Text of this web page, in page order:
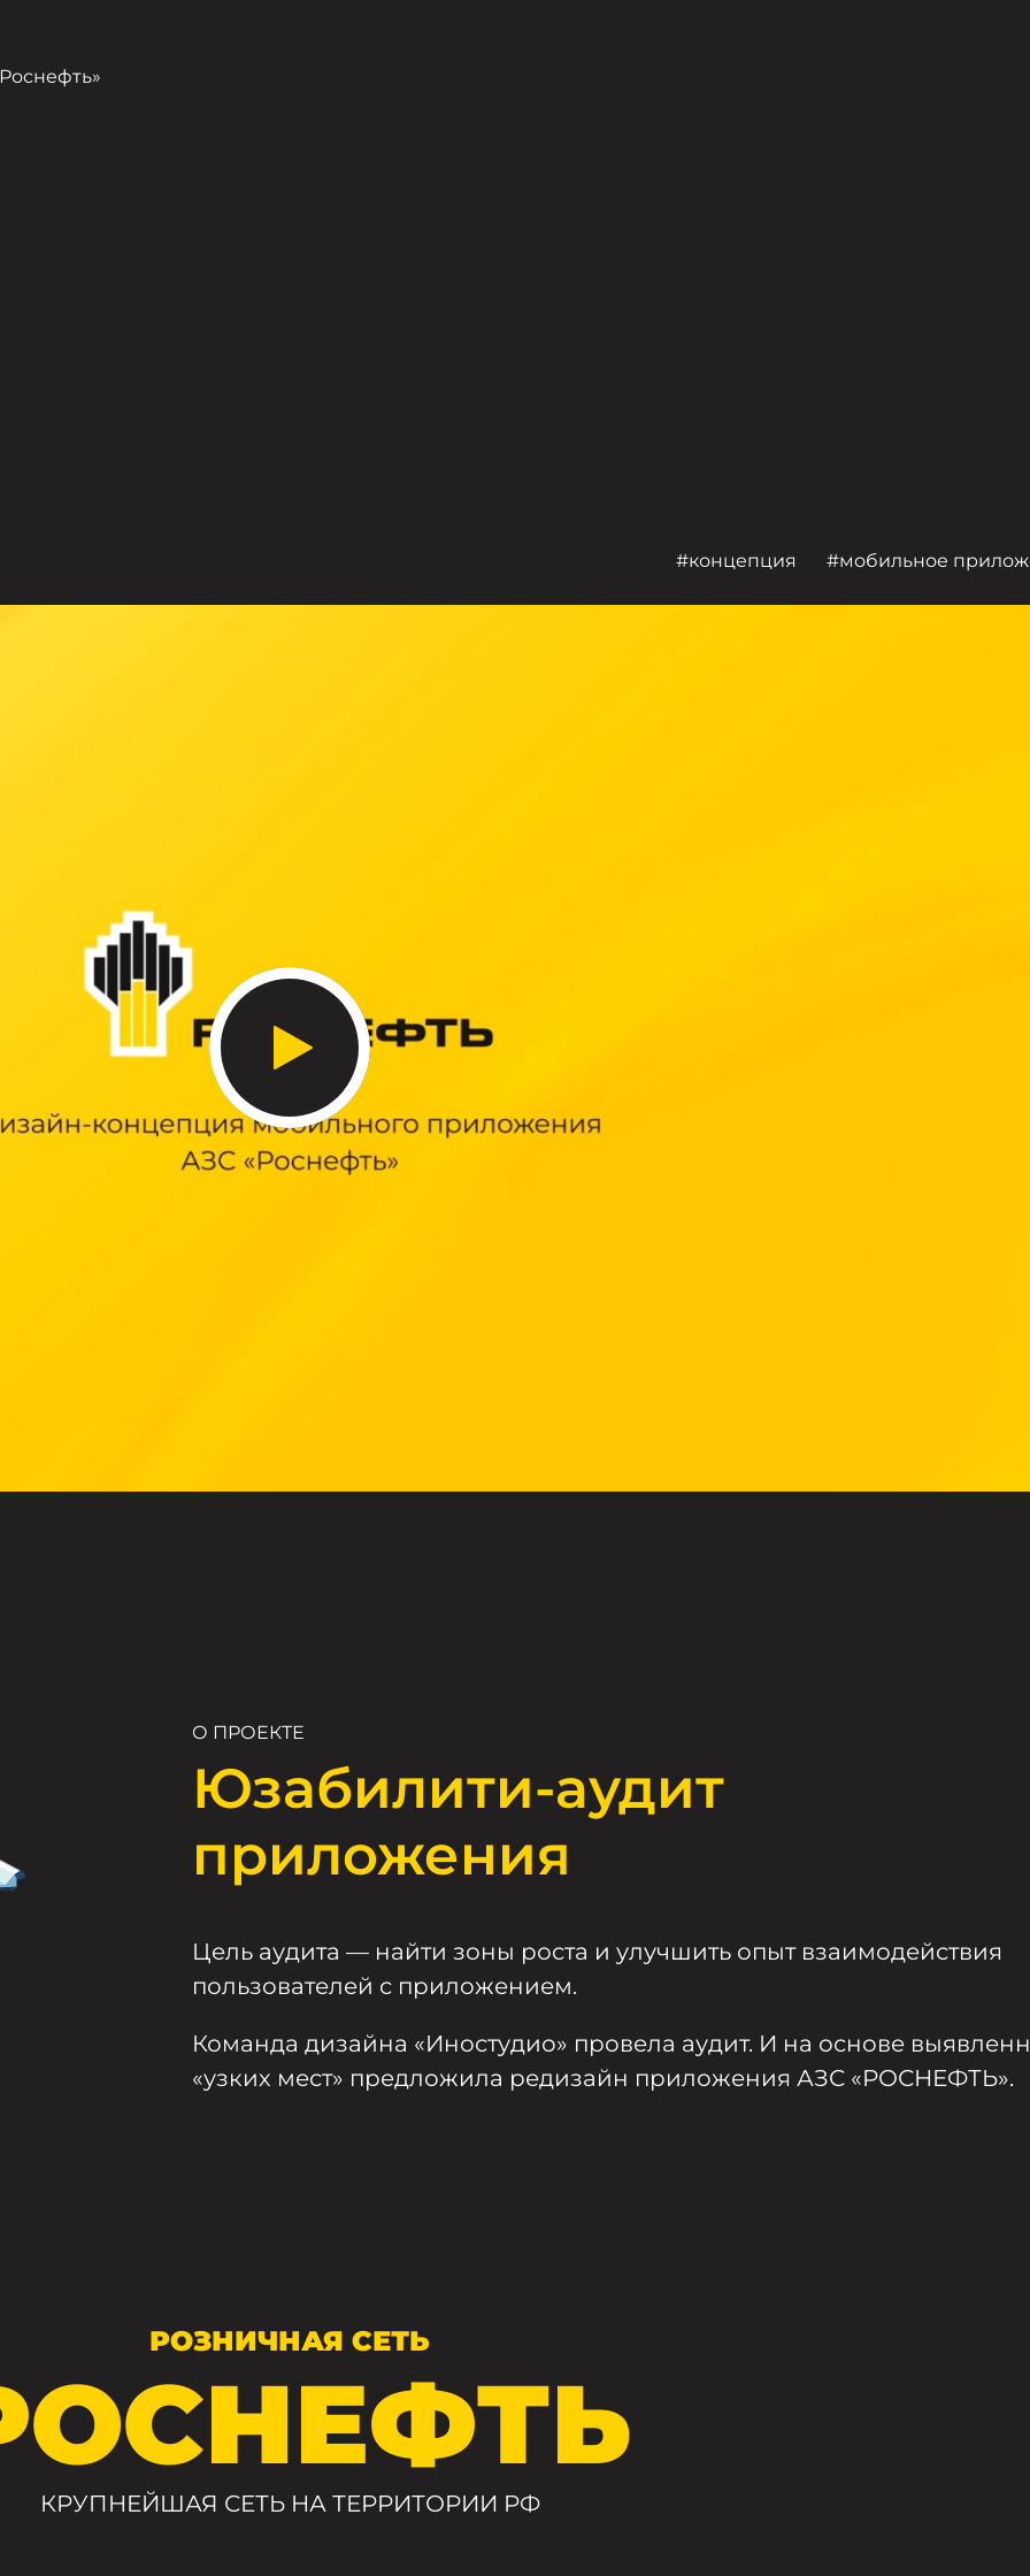
концепция мобильное
О ПРОЕКТЕ
Юзабилити-аудит
приложения
Цель аудита — найти зоны роста и улучшить опыт взаимодействия
пользователей с приложением.
Команда дизайна «Иностудио» провела аудит. И на основе
«узких мест» предложила редизайн приложения АЗС «РОСНЕФТЬ».
РОЗНИЧНАЯ СЕТЬ
КРУПНЕЙШАЯ СЕТЬ НА ТЕРРИТОРИИ РФ